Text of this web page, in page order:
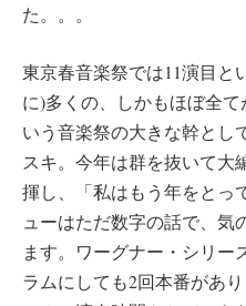
た。。。
東京春音楽祭では11演目と
に)多くの、しかもほぼ全
いう音楽祭の大きな幹とし
スキ。今年は群を抜いて大
揮し、「私はもう年をとっ
ューはただ数字の話で、気
ます。ワーグナー・シリー
ラムにしても2回本番があ